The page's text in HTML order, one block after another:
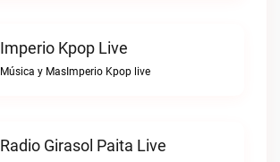
Imperio Kpop Live
Música y MasImperio Kpop live
Radio Girasol Paita Live